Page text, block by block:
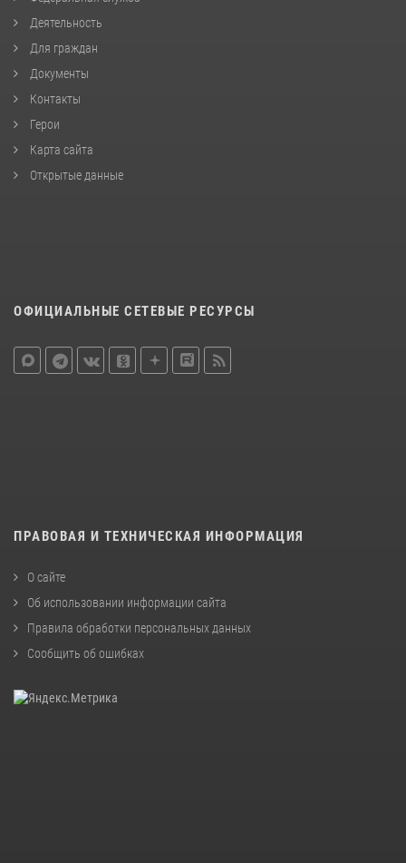
Деятельность
Для граждан
Документы
Контакты
Герои
Карта сайта
Открытые данные
ОФИЦИАЛЬНЫЕ СЕТЕВЫЕ РЕСУРСЫ
ПРАВОВАЯ И ТЕХНИЧЕСКАЯ ИНФОРМАЦИЯ
О сайте
Об использовании информации сайта
Правила обработки персональных данных
Сообщить об ошибках